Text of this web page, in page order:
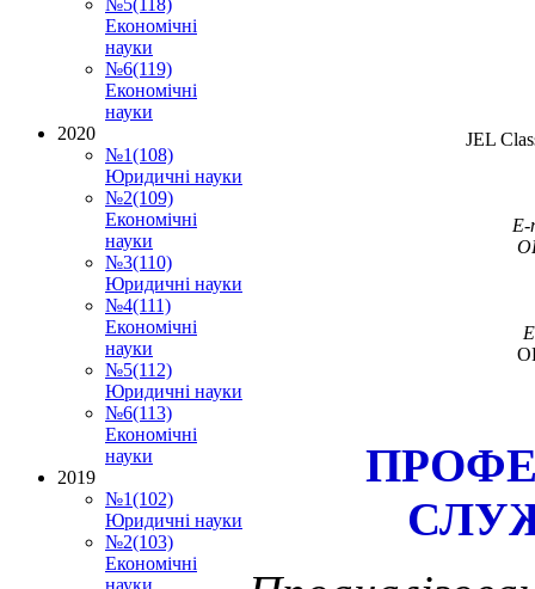
JEL
E-
№5(118)
Економічні
науки
№6(119)
Економічні
науки
2020
№1(108)
Юридичні науки
№2(109)
Економічні
науки
№3(110)
Юридичні науки
№4(111)
Економічні
науки
№5(112)
Юридичні науки
№6(113)
Економічні
науки
2019
№1(102)
Юридичні науки
№2(103)
Економічні